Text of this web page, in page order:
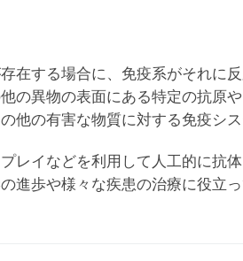
在する場合に、免疫系がそれに
の異物の表面にある特定の抗原
他の有害な物質に対する免疫シ
レイなどを利用して人工的に抗
進歩や様々な疾患の治療に役立っ